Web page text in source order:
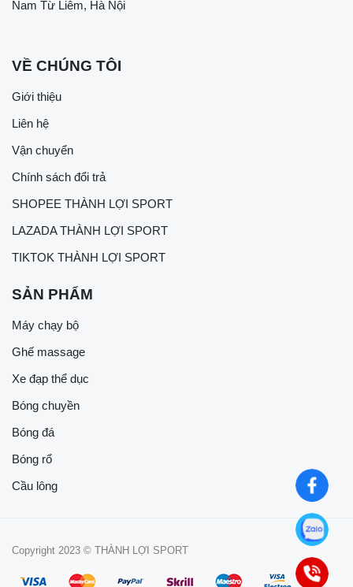
Nam Từ Liêm, Hà Nội
VỀ CHÚNG TÔI
Giới thiệu
Liên hệ
Vận chuyển
Chính sách đổi trả
SHOPEE THÀNH LỢI SPORT
LAZADA THÀNH LỢI SPORT
TIKTOK THÀNH LỢI SPORT
SẢN PHẨM
Máy chạy bộ
Ghế massage
Xe đạp thể dục
Bóng chuyền
Bóng đá
Bóng rổ
Cầu lông
Copyright 2023 © THÀNH LỢI SPORT